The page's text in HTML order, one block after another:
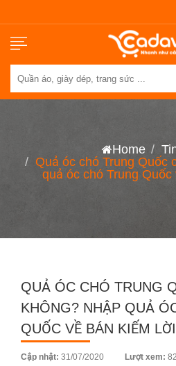
Home
Quả óc chó Trung Quốc
quả óc chó Trung Quốc
QUẢ ÓC CHÓ TRUNG
KHÔNG? NHẬP QUẢ
QUỐC VỀ BÁN KIẾM LỜI
Cập nhật: Posted
31/07/2020 Lượt xem: 82